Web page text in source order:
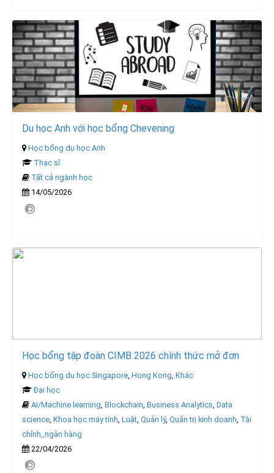
Du học Anh với học bổng Chevening
Học bổng du học Anh
Thạc sĩ
Tất cả ngành học
14/05/2026
Học bổng tập đoàn CIMB 2026 chính thức mở đơn
Học bổng du học Singapore Hong Kong Khác
Đại học
AI/Machine learning Blockchain Business Analytics Data
science Khoa học máy tính Luật Quản lý, Quản trị kinh doanh Tài
chính_ngân hàng
22/04/2026